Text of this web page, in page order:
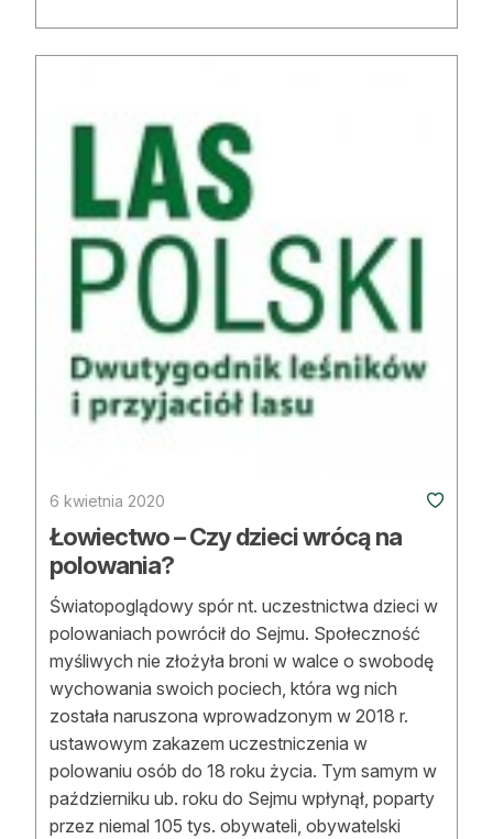
6 kwietnia 2020
Łowiectwo – Czy dzieci wrócą na
polowania?
Światopoglądowy spór nt. uczestnictwa dzieci w
polowaniach powrócił do Sejmu. Społeczność
myśliwych nie złożyła broni w walce o swobodę
wychowania swoich pociech, która wg nich
została naruszona wprowadzonym w 2018 r.
ustawowym zakazem uczestniczenia w
polowaniu osób do 18 roku życia. Tym samym w
październiku ub. roku do Sejmu wpłynął, poparty
przez niemal 105 tys. obywateli, obywatelski